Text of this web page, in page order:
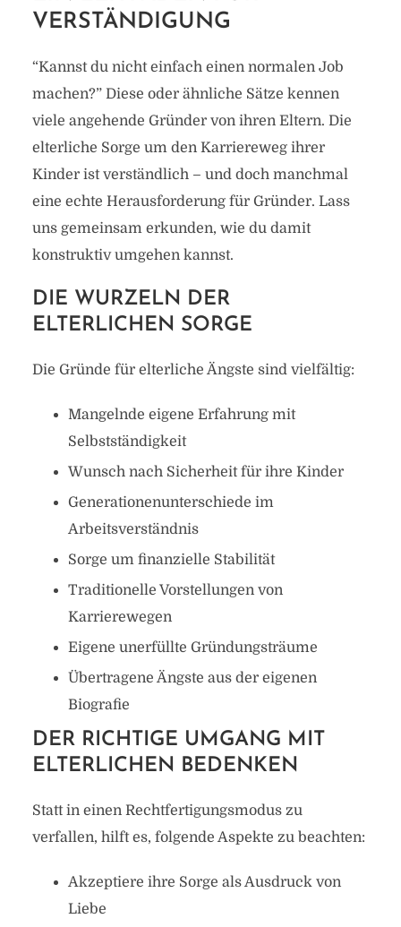
VERSTÄNDIGUNG
“Kannst du nicht einfach einen normalen Job
machen?” Diese oder ähnliche Sätze kennen
viele angehende Gründer von ihren Eltern. Die
elterliche Sorge um den Karriereweg ihrer
Kinder ist verständlich – und doch manchmal
eine echte Herausforderung für Gründer. Lass
uns gemeinsam erkunden, wie du damit
konstruktiv umgehen kannst.
DIE WURZELN DER
ELTERLICHEN SORGE
Die Gründe für elterliche Ängste sind vielfältig:
Mangelnde eigene Erfahrung mit
Selbstständigkeit
Wunsch nach Sicherheit für ihre Kinder
Generationenunterschiede im
Arbeitsverständnis
Sorge um finanzielle Stabilität
Traditionelle Vorstellungen von
Karrierewegen
Eigene unerfüllte Gründungsträume
Übertragene Ängste aus der eigenen
Biografie
DER RICHTIGE UMGANG MIT
ELTERLICHEN BEDENKEN
Statt in einen Rechtfertigungsmodus zu
verfallen, hilft es, folgende Aspekte zu beachten:
Akzeptiere ihre Sorge als Ausdruck von
Liebe